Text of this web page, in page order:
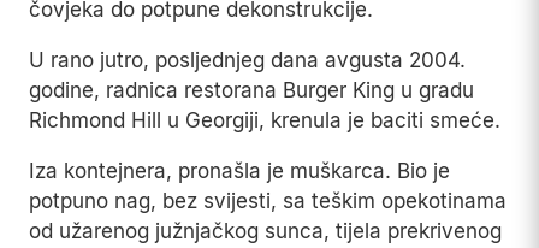
čovjeka do potpune dekonstrukcije.
U rano jutro, posljednjeg dana avgusta 2004.
godine, radnica restorana Burger King u gradu
Richmond Hill u Georgiji, krenula je baciti smeće.
Iza kontejnera, pronašla je muškarca. Bio je
potpuno nag, bez svijesti, sa teškim opekotinama
od užarenog južnjačkog sunca, tijela prekrivenog